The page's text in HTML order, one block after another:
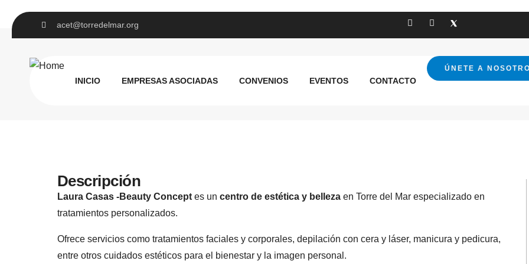
acet@torredelmar.org
INICIO EMPRESAS ASOCIADAS CONVENIOS EVENTOS CONTACTO
ÚNETE A
Descripción
Laura Casas -Beauty Concept es un centro de estética y belleza en Torre del Mar especializado en
tratamientos personalizados.
Ofrece servicios como tratamientos faciales y corporales, depilación con cera y láser, manicura y pedicura,
entre otros cuidados estéticos para el bienestar y la imagen personal.